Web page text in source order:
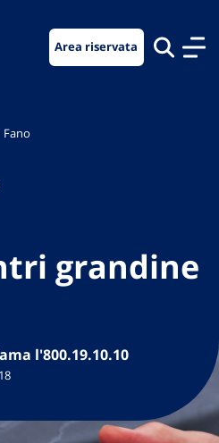
Area riservata
Fano
grandine
l'800.19.10.10